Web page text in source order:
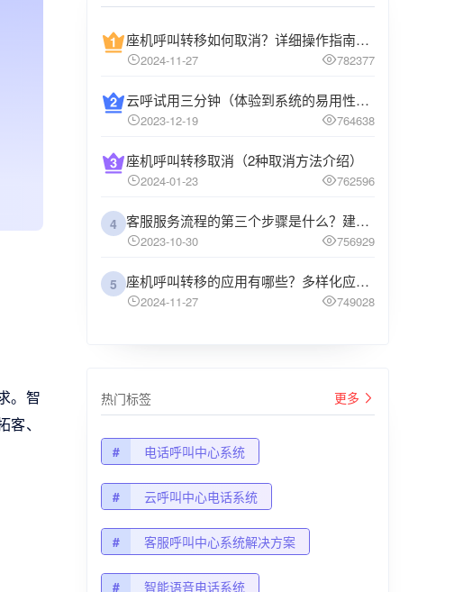
。智
、
座机呼叫转移如何取消？详细操作指南介绍
2024-11-27 782377
云呼试用三分钟（体验到系统的易用性和高效性）
2023-12-19 764638
座机呼叫转移取消（2种取消方法介绍）
2024-01-23 762596
4 客服服务流程的第三个步骤是什么？建议企业阅读
2023-10-30 756929
5 座机呼叫转移的应用有哪些？多样化应用场景解析
2024-11-27 749028
热门标签 更多
# 电话呼叫中心系统
# 云呼叫中心电话系统
# 客服呼叫中心系统解决方案
# 智能语音电话系统